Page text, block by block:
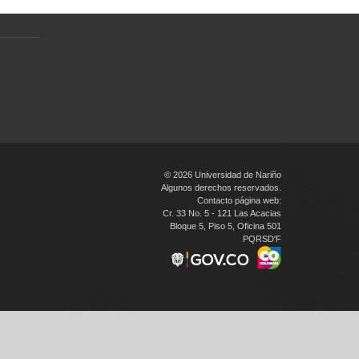
© 2026 Universidad de Nariño
Algunos derechos reservados.
Contacto página web:
Cr. 33 No. 5 - 121 Las Acacias
Bloque 5, Piso 5, Oficina 501
PQRSD'F